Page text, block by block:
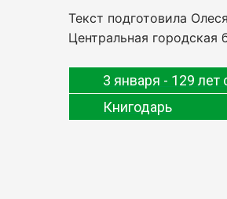
Текст подготовила
Центральная городская
3 января - 129
Книгодарь